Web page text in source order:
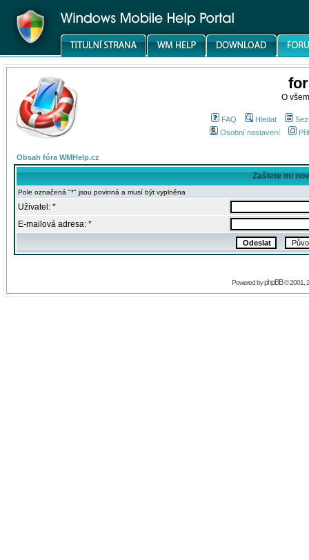
O
FAQ Hledat
Osobní nastavení
Obsah fóra WMHelp.cz
Zašlete mi
Pole označená "*" jsou povinná a musí být vyplněna
Uživatel: *
E-mailová adresa: *
Powered byphpBB© 2001,